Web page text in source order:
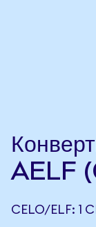
AELF
CELO/ELF: 1